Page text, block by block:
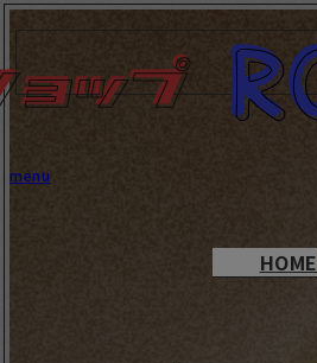
menu
HOME